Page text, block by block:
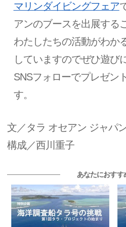
マリンダイビングフェア
アンのブースを出展する
わたしたちの活動がわか
していますのでぜひ遊び
SNSフォローでプレゼン
す。
文／タラ オセアン ジャパ
構成／西川重子
あなたにおすす